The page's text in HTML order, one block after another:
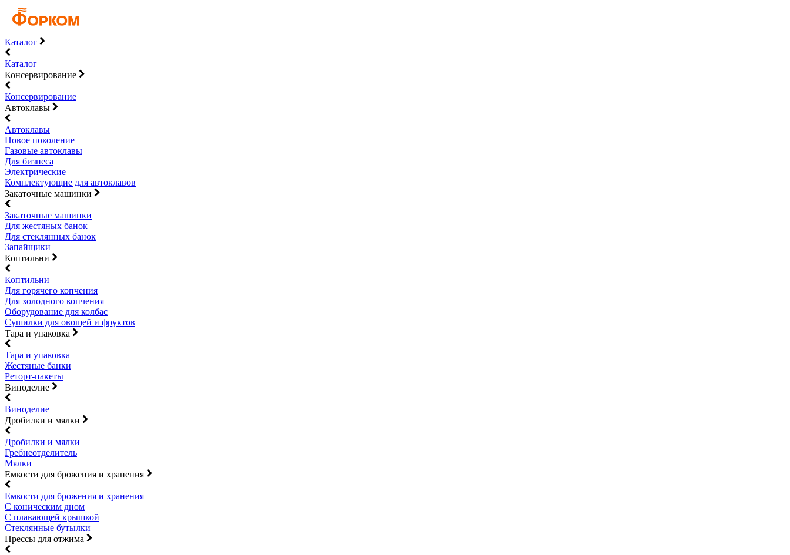
Каталог
Каталог
Консервирование
Консервирование
Автоклавы
Автоклавы
Новое поколение
Газовые автоклавы
Для бизнеса
Электрические
Комплектующие для автоклавов
Закаточные машинки
Закаточные машинки
Для жестяных банок
Для стеклянных банок
Запайщики
Коптильни
Коптильни
Для горячего копчения
Для холодного копчения
Оборудование для колбас
Сушилки для овощей и фруктов
Тара и упаковка
Тара и упаковка
Жестяные банки
Реторт-пакеты
Виноделие
Виноделие
Дробилки и мялки
Дробилки и мялки
Гребнеотделитель
Мялки
Емкости для брожения и хранения
Емкости для брожения и хранения
С коническим дном
С плавающей крышкой
Стеклянные бутылки
Прессы для отжима